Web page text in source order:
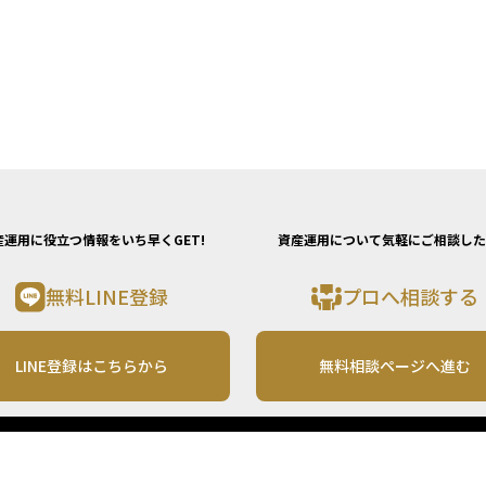
運用に役立つ情報をいち早くGET!
無料LINE登録
LINE登録はこちらから
資産運用について気軽にご相談し
プロへ相談する
無料相談ページへ進む